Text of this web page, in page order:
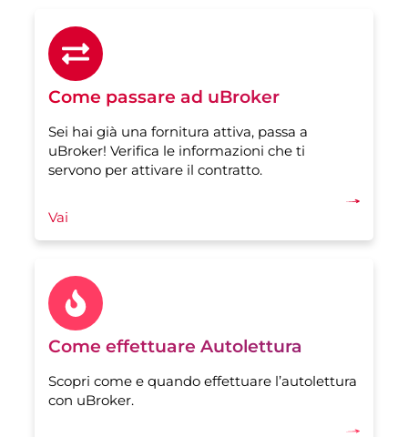
Come passare ad uBroker
Sei hai già una fornitura attiva, passa a
uBroker! Verifica le informazioni che ti
servono per attivare il contratto.
Vai
Come effettuare Autolettura
Scopri come e quando effettuare l’autolettura
con uBroker.